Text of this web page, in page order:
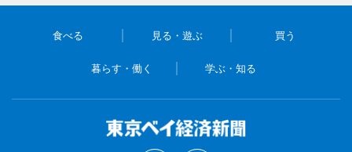
食べる 見る・遊ぶ 買う
暮らす・働く 学ぶ・知る